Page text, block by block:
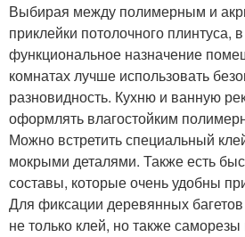
Выбирая между полимерным и
приклейки потолочного плинтуса,
функциональное назначение
комнатах лучше использовать
разновидность. Кухню и ванную
оформлять влагостойким
Можно встретить специальный
мокрыми деталями. Также есть
составы, которые очень удобны
Для фиксации деревянных
не только клей, но также саморезы